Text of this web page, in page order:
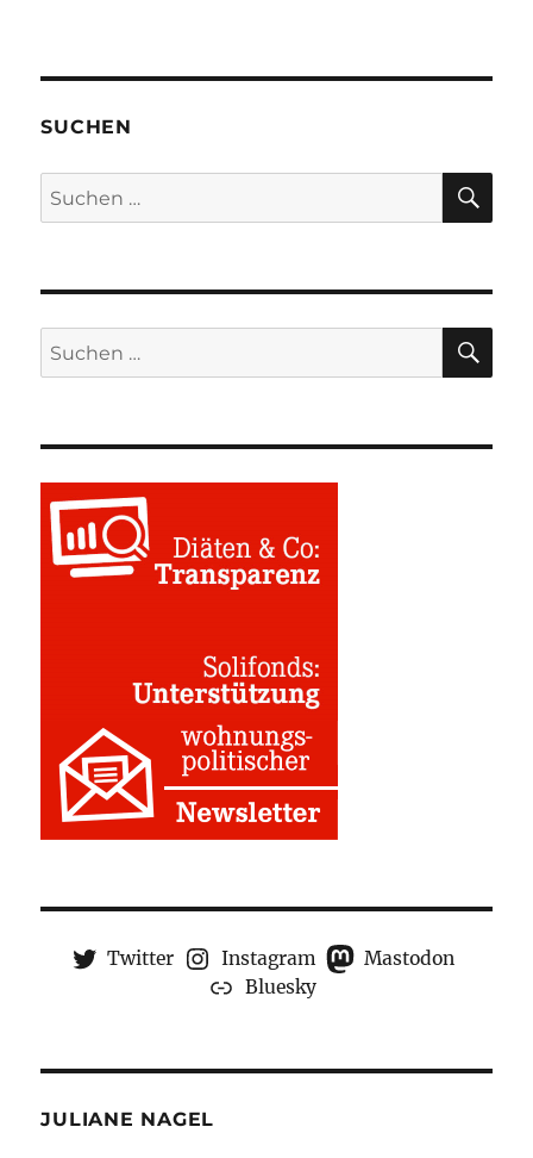
SUCHEN
Suchen
nach:
Suchen
nach:
Twitter Instagram
Mastodon
Bluesky
JULIANE NAGEL